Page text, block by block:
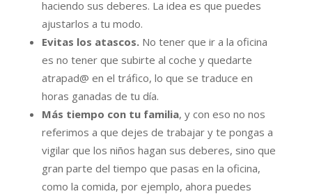
haciendo sus deberes. La idea es que puedes
ajustarlos a tu modo.
Evitas los atascos.No tener que ir a la oficina
es no tener que subirte al coche y quedarte
atrapad@ en el tráfico, lo que se traduce en
horas ganadas de tu día.
Más tiempo con tu familia, y con eso no nos
referimos a que dejes de trabajar y te pongas a
vigilar que los niños hagan sus deberes, sino que
gran parte del tiempo que pasas en la oficina,
como la comida, por ejemplo, ahora puedes